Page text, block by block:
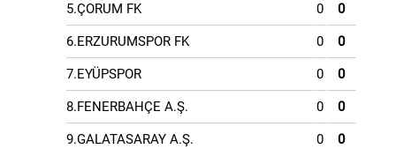
5.ÇORUM FK 0 0
6.ERZURUMSPOR FK 0 0
7.EYÜPSPOR 0 0
8.FENERBAHÇE A.Ş. 0 0
9.GALATASARAY A.Ş. 0 0